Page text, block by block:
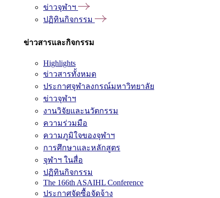
ข่าวจุฬาฯ
ปฏิทินกิจกรรม
ข่าวสารและกิจกรรม
Highlights
ข่าวสารทั้งหมด
ประกาศจุฬาลงกรณ์มหาวิทยาลัย
ข่าวจุฬาฯ
งานวิจัยและนวัตกรรม
ความร่วมมือ
ความภูมิใจของจุฬาฯ
การศึกษาและหลักสูตร
จุฬาฯ ในสื่อ
ปฏิทินกิจกรรม
The 166th ASAIHL Conference
ประกาศจัดซื้อจัดจ้าง